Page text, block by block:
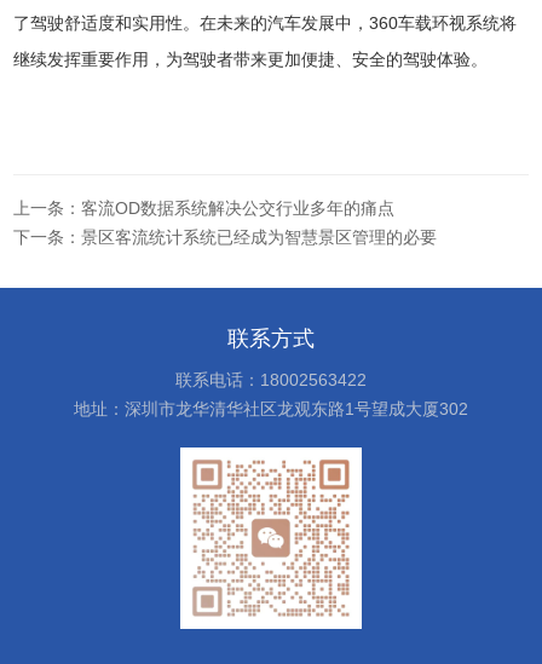
了驾驶舒适度和实用性。在未来的汽车发展中，360车载环视系统将
继续发挥重要作用，为驾驶者带来更加便捷、安全的驾驶体验。
上一条：客流OD数据系统解决公交行业多年的痛点
下一条：景区客流统计系统已经成为智慧景区管理的必要
联系方式
联系电话：18002563422
地址：深圳市龙华清华社区龙观东路1号望成大厦302